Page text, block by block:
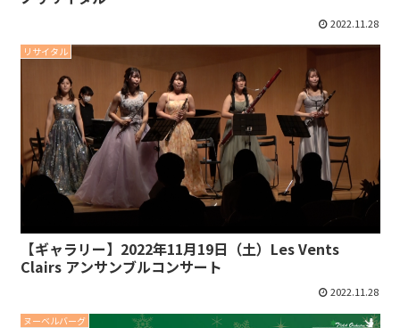
2022.11.28
リサイタル
【ギャラリー】2022年11月19日（土）Les Vents
Clairs アンサンブルコンサート
2022.11.28
ヌーベルバーグ